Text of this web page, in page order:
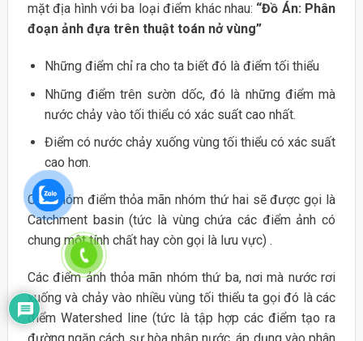
mặt địa hình với ba loại điểm khác nhau: “Đồ Án: Phân
đoạn ảnh đựa trên thuật toán nở vùng”
Những điểm chỉ ra cho ta biết đó là điểm tối thiểu
Những điểm trên sườn dốc, đó là những điểm mà
nước chảy vào tối thiểu có xác suất cao nhất.
Điểm có nước chảy xuống vùng tối thiểu có xác suất
cao hơn.
Các nhóm điểm thỏa mãn nhóm thứ hai sẽ được gọi là
Catchment basin (tức là vùng chứa các điểm ảnh có
chung một tính chất hay còn gọi là lưu vực) .
Các điểm ảnh thỏa mãn nhóm thứ ba, nơi mà nước rơi
xuống và chảy vào nhiều vùng tối thiểu ta gọi đó là các
điểm Watershed line (tức là tập hợp các điểm tạo ra